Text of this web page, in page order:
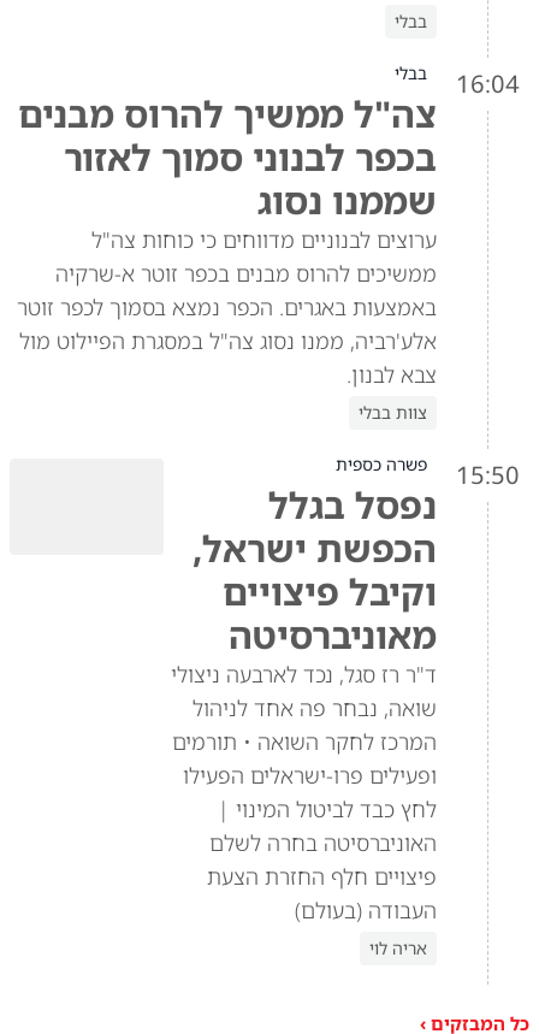
בבלי
16:04 בבלי
צה"ל ממשיך להרוס מבנים
בכפר לבנוני סמוך לאזור
שממנו נסוג
ערוצים לבנוניים מדווחים כי כוחות צה"ל
ממשיכים להרוס מבנים בכפר זוטר א-שרקיה
באמצעות באגרים. הכפר נמצא בסמוך לכפר זוטר
אלע'רביה, ממנו נסוג צה"ל במסגרת הפיילוט מול
צבא לבנון.
צוות בבלי
15:50 פשרה כספית
נפסל בגלל
הכפשת ישראל,
וקיבל פיצויים
מאוניברסיטה
ד"ר רז סגל, נכד לארבעה ניצולי
שואה, נבחר פה אחד לניהול
המרכז לחקר השואה • תורמים
ופעילים פרו-ישראלים הפעילו
לחץ כבד לביטול המינוי |
האוניברסיטה בחרה לשלם
פיצויים חלף החזרת הצעת
העבודה (בעולם)
אריה לוי
כל המבזקים ›